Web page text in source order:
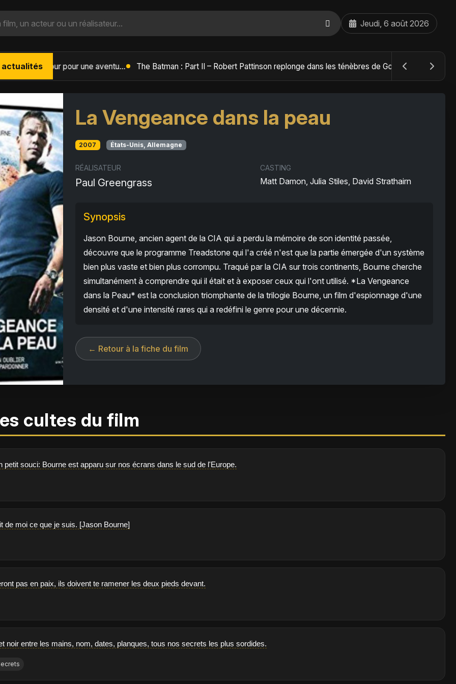
Jeudi, 6 août 2026
actualités L'Âge de Glace : Le Réveil du Volcan – Manny, Sid et Diego de retour pour une aventure explosive The Batman : Part II – Robert Pattinson replonge dans les ténèbres de Gotham dès octobre 2027
La Vengeance dans la peau
2007 États-Unis, Allemagne
RÉALISATEUR
Paul Greengrass
CASTING
Matt Damon, Julia Stiles, David Strathairn
Synopsis
Jason Bourne, ancien agent de la CIA qui a perdu la mémoire de son identité passée,
découvre que le programme Treadstone qui l'a créé n'est que la partie émergée d'un système
bien plus vaste et bien plus corrompu. Traqué par la CIA sur trois continents, Bourne cherche
simultanément à comprendre qui il était et à exposer ceux qui l'ont utilisé. *La Vengeance
dans la Peau* est la conclusion triomphante de la trilogie Bourne, un film d'espionnage d'une
densité et d'une intensité rares qui a redéfini le genre pour une décennie.
← Retour à la fiche du film
cultes du film
petit souci: Bourne est apparu sur nos écrans dans le sud de l'Europe.
de moi ce que je suis. [Jason Bourne]
pas en paix, ils doivent te ramener les deux pieds devant.
noir entre les mains, nom, dates, planques, tous nos secrets les plus sordides.